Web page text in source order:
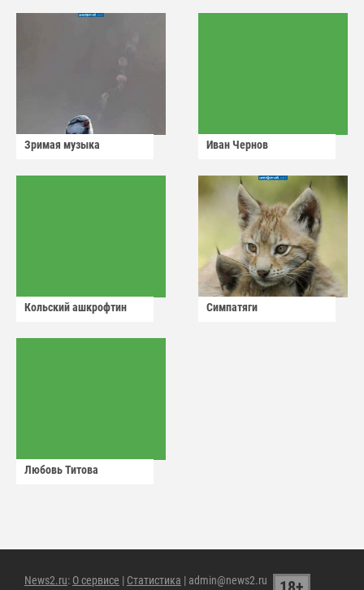
Зримая музыка Иван Чернов
Кольский ашкрофтин Симпатяги
Любовь Титова
News2.ru: О сервисе | Статистика | admin@news2.ru